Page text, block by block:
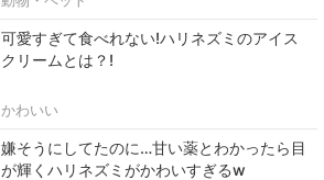
可愛すぎて食べれない!ハリネズミのアイス
クリームとは？!
かわいい
嫌そうにしてたのに…甘い薬とわかったら目
が輝くハリネズミがかわいすぎるw